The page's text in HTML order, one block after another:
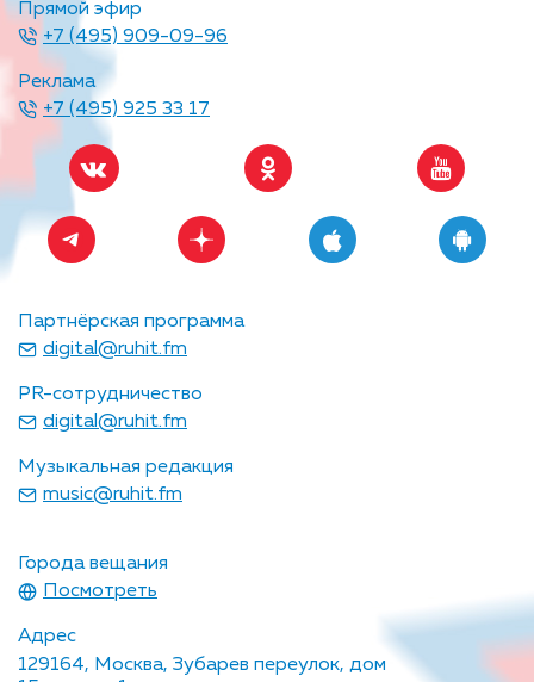
Прямой эфир
+7 (495) 909-09-96
Реклама
+7 (495) 925 33 17
Партнёрская программа
digital@ruhit.fm
PR-сотрудничество
digital@ruhit.fm
Музыкальная редакция
music@ruhit.fm
Города вещания
Посмотреть
Адрес
129164, Москва, Зубарев переулок, дом